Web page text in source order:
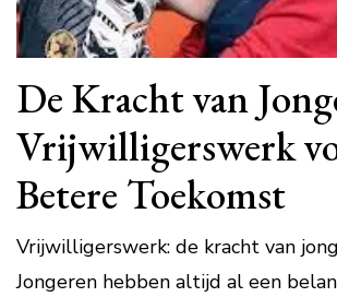
De Kracht van
Vrijwilligerswerk
Betere Toekomst
Vrijwilligerswerk: de kracht van
Jongeren hebben altijd al een